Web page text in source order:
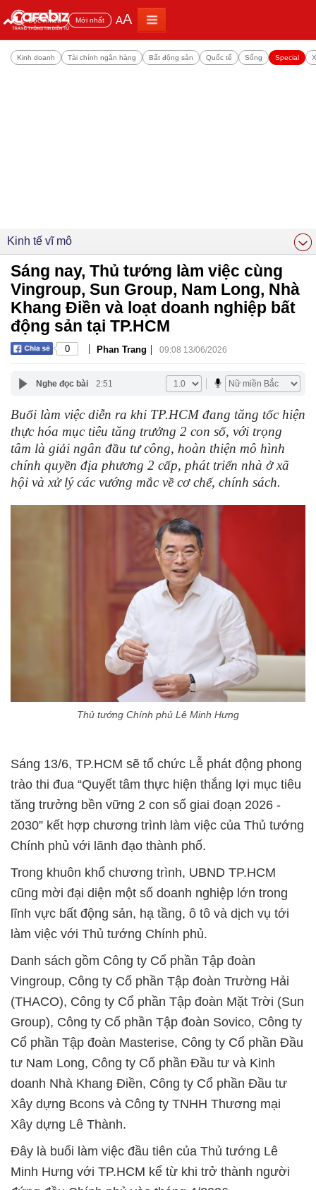
Đọc nhiều Mới nhất AA
Kinh doanh Tài chính ngân hàng Bất động sản Quốc tế Sống Special
Kinh tế vĩ mô
Sáng nay, Thủ tướng làm việc cùng
Vingroup, Sun Group, Nam Long, Nhà
Khang Điền và loạt doanh nghiệp bất
động sản tại TP.HCM
0 | Phan Trang | 09:08 13/06/2026
Nghe đọc bài 2:51
Buổi làm việc diễn ra khi TP.HCM đang tăng tốc hiện
thực hóa mục tiêu tăng trưởng 2 con số, với trọng
tâm là giải ngân đầu tư công, hoàn thiện mô hình
chính quyền địa phương 2 cấp, phát triển nhà ở xã
hội và xử lý các vướng mắc về cơ chế, chính sách.
Thủ tướng Chính phủ Lê Minh Hưng
Sáng 13/6, TP.HCM sẽ tổ chức Lễ phát động phong
trào thi đua “Quyết tâm thực hiện thắng lợi mục tiêu
tăng trưởng bền vững 2 con số giai đoạn 2026 -
2030” kết hợp chương trình làm việc của Thủ tướng
Chính phủ với lãnh đạo thành phố.
Trong khuôn khổ chương trình, UBND TP.HCM
cũng mời đại diện một số doanh nghiệp lớn trong
lĩnh vực bất động sản, hạ tầng, ô tô và dịch vụ tới
làm việc với Thủ tướng Chính phủ.
Danh sách gồm Công ty Cổ phần Tập đoàn
Vingroup, Công ty Cổ phần Tập đoàn Trường Hải
(THACO), Công ty Cổ phần Tập đoàn Mặt Trời (Sun
Group), Công ty Cổ phần Tập đoàn Sovico, Công ty
Cổ phần Tập đoàn Masterise, Công ty Cổ phần Đầu
tư Nam Long, Công ty Cổ phần Đầu tư và Kinh
doanh Nhà Khang Điền, Công ty Cổ phần Đầu tư
Xây dựng Bcons và Công ty TNHH Thương mại
Xây dựng Lê Thành.
Đây là buổi làm việc đầu tiên của Thủ tướng Lê
Minh Hưng với TP.HCM kể từ khi trở thành người